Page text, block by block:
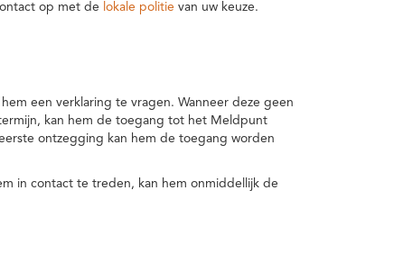
op met de lokale politie van uw keuze.
een verklaring te vragen. Wanneer deze geen
kan hem de toegang tot het Meldpunt
ontzegging kan hem de toegang worden
in contact te treden, kan hem onmiddellijk de